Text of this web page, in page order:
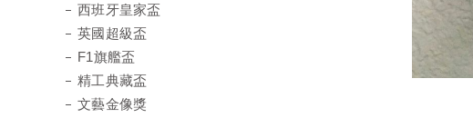
西班牙皇家盃
英國超級盃
F1旗艦盃
精工典藏盃
文藝金像獎